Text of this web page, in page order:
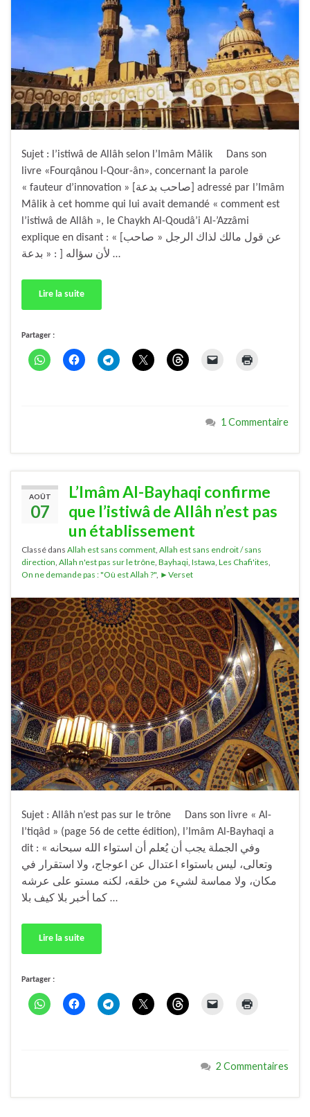
Sujet : l’istiwâ de Allâh selon l’Imâm Mâlik Dans son
livre «Fourqânou l-Qour-ân», concernant la parole
« fauteur d’innovation » [صاحب بدعة] adressé par l’Imâm
Mâlik à cet homme qui lui avait demandé « comment est
l’istiwâ de Allâh », le Chaykh Al-Qoudâ’i Al-’Azzâmi
explique en disant : « [عن قول مالك لذاك الرجل « صاحب
بدعة » : ] لأن سؤاله …
Lire la suite
Partager :
1 Commentaire
AOÛT
07
L’Imâm Al-Bayhaqi confirme
que l’istiwâ de Allâh n’est pas
un établissement
Classé dans Allah est sans comment, Allah est sans endroit / sans
direction, Allah n'est pas sur le trône, Bayhaqi, Istawa, Les Chafi'ites,
On ne demande pas : "Où est Allah ?", ►Verset
Sujet : Allâh n’est pas sur le trône Dans son livre « Al-
I’tiqâd » (page 56 de cette édition), l’Imâm Al-Bayhaqi a
dit : « وفي الجملة يجب أن يُعلم أن استواء الله سبحانه
وتعالى، ليس باستواء اعتدال عن اعوجاج، ولا استقرار في
مكان، ولا مماسة لشيء من خلقه، لكنه مستو على عرشه
كما أخبر بلا كيف بلا …
Lire la suite
Partager :
2 Commentaires